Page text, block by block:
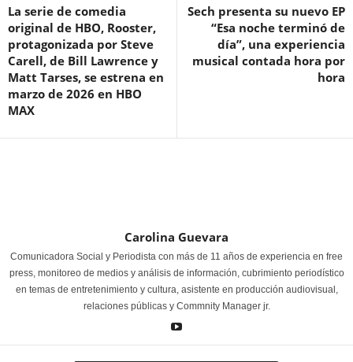
La serie de comedia
original de HBO, Rooster,
protagonizada por Steve
Carell, de Bill Lawrence y
Matt Tarses, se estrena en
marzo de 2026 en HBO
MAX
Sech presenta su nuevo EP
“Esa noche terminó de
día”, una experiencia
musical contada hora por
hora
Carolina Guevara
Comunicadora Social y Periodista con más de 11 años de experiencia en free
press, monitoreo de medios y análisis de información, cubrimiento periodístico
en temas de entretenimiento y cultura, asistente en producción audiovisual,
relaciones públicas y Commnity Manager jr.